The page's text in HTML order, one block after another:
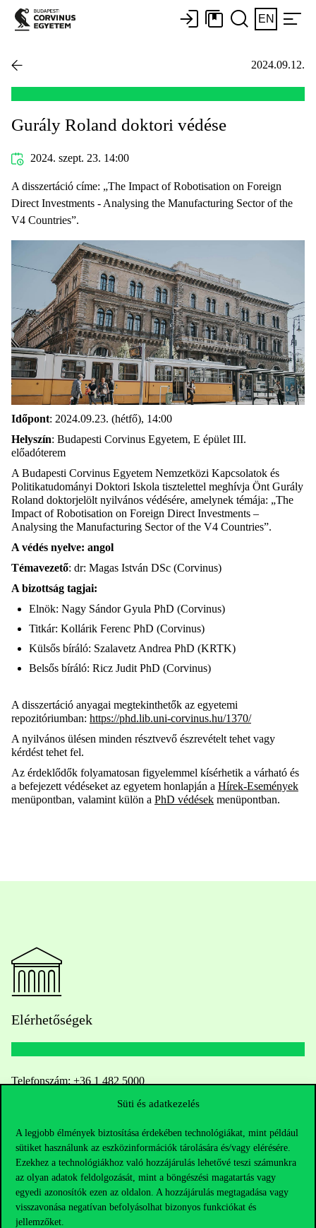
Süti és adatkezelés
A legjobb élmények biztosítása érdekében technológiákat, mint például
sütiket használunk az eszközinformációk tárolására és/vagy elérésére.
Ezekhez a technológiákhoz való hozzájárulás lehetővé teszi számunkra
az olyan adatok feldolgozását, mint a böngészési magatartás vagy
egyedi azonosítók ezen az oldalon. A hozzájárulás megtagadása vagy
visszavonása negatívan befolyásolhat bizonyos funkciókat és
jellemzőket.
EN
2024.09.12.
Gurály Roland doktori védése
2024. szept. 23. 14:00
A disszertáció címe: „The Impact of Robotisation on Foreign
Direct Investments - Analysing the Manufacturing Sector of the
V4 Countries”.
Időpont: 2024.09.23. (hétfő), 14:00
Helyszín: Budapesti Corvinus Egyetem, E épület III.
előadóterem
A Budapesti Corvinus Egyetem Nemzetközi Kapcsolatok és
Politikatudományi Doktori Iskola tisztelettel meghívja Önt Gurály
Roland doktorjelölt nyilvános védésére, amelynek témája: „The
Impact of Robotisation on Foreign Direct Investments –
Analysing the Manufacturing Sector of the V4 Countries”.
A védés nyelve: angol
Témavezető: dr: Magas István DSc (Corvinus)
A bizottság tagjai:
Elnök: Nagy Sándor Gyula PhD (Corvinus)
Titkár: Kollárik Ferenc PhD (Corvinus)
Külsős bíráló: Szalavetz Andrea PhD (KRTK)
Belsős bíráló: Ricz Judit PhD (Corvinus)
A disszertáció anyagai megtekinthetők az egyetemi
repozitóriumban: https://phd.lib.uni-corvinus.hu/1370/
A nyilvános ülésen minden résztvevő észrevételt tehet vagy
kérdést tehet fel.
Az érdeklődők folyamatosan figyelemmel kísérhetik a várható és
a befejezett védéseket az egyetem honlapján a Hírek-Események
menüpontban, valamint külön a PhD védések menüpontban.
Elérhetőségek
Telefonszám: +36 1 482 5000
Oktatói elérhetőségek
HUB jelenlegi hallgatóinknak
Sajtó:press@uni-corvinus.hu